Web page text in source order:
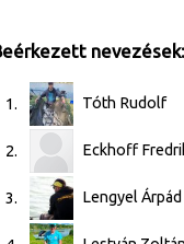
nevezések:
1. Tóth Rudolf
2. Eckhoff
3. Lengyel Árpád